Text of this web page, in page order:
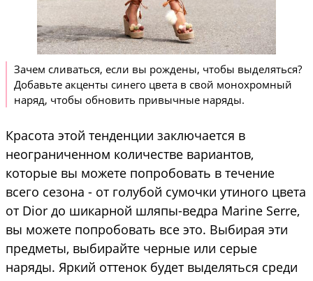
Зачем сливаться, если вы рождены, чтобы выделяться?
Добавьте акценты синего цвета в свой монохромный
наряд, чтобы обновить привычные наряды.
Красота этой тенденции заключается в
неограниченном количестве вариантов,
которые вы можете попробовать в течение
всего сезона - от голубой сумочки утиного цвета
от Dior до шикарной шляпы-ведра Marine Serre,
вы можете попробовать все это. Выбирая эти
предметы, выбирайте черные или серые
наряды. Яркий оттенок будет выделяться среди